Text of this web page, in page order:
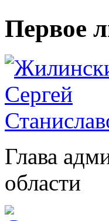
Первое
Глава
области